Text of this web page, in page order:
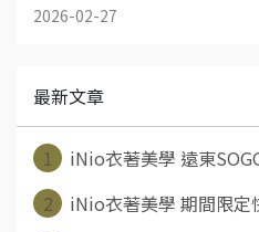
2026-02-27
最新文章
1
iNio衣著美學 遠東
2
iNio衣著美學 期間限